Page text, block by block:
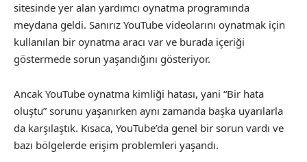
sitesinde yer alan yardımcı oynatma programında
meydana geldi. Sanırız YouTube videolarını oynatmak için
kullanılan bir oynatma aracı var ve burada içeriği
göstermede sorun yaşandığını gösteriyor.
Ancak YouTube oynatma kimliği hatası, yani “Bir hata
oluştu” sorunu yaşanırken aynı zamanda başka uyarılarla
da karşılaştık. Kısaca, YouTube’da genel bir sorun vardı ve
bazı bölgelerde erişim problemleri yaşandı.